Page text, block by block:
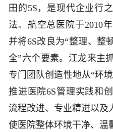
田的5S，是现代企业行
法。航空总医院于2010
并将6S改良为“整理、整
全”六个要素。江龙来主
专门团队创造性地从“环
推进医院6S管理实践和
流程改进、专业精进以及
使医院整体环境干净、温